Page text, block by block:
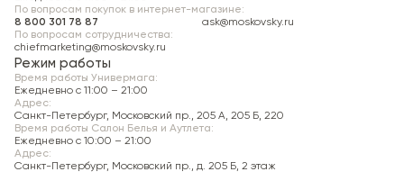
Самовывоз
Пункт самовывоза:
Санкт-Петербург, Московский пр., д. 205, литера А,
Женский зал.
Хранение неоплаченного заказа —
подтверждения.
По вопросам сотрудничества:
chiefmarketing@moskovsky.ru
По вопросам покупок в интернет-магазине:
8 800 301 78 87
ask@moskovsky.ru
Режим работы
Время работы Универмага:
Ежедневно c 11:00 – 21:00
Адрес:
Санкт-Петербург, Московский пр., 205 А, 205 Б, 220
Время работы Салон Белья и Аутлета:
Ежедневно c 10:00 – 21:00
Адрес:
Санкт-Петербург, Московский пр., д. 205 Б, 2 этаж